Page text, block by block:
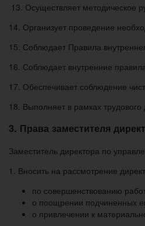
13. Осуществляет методическое
14. Организует проведение
15. Соблюдает Правила
16. Соблюдает внутренние
17. Обеспечивает соблюдение
18. Выполняет в рамках
3. Права заместителя
Заместитель директора по
1. Вносить на рассмотрение
по совершенствованию
о поощрении подчиненных
о привлечении к